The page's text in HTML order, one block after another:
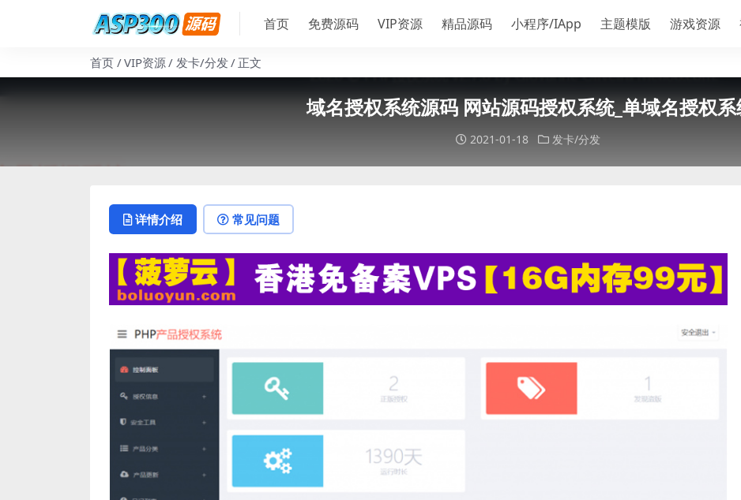
首页 免费源码 VIP资源 精品源码 小程序/IApp 主题模版 游戏资源
首页 VIP资源 发卡/分发 正文
域名授权系统源码 网站源码授权系统_单域名授权
2021-01-18 发卡/分发
详情介绍 常见问题